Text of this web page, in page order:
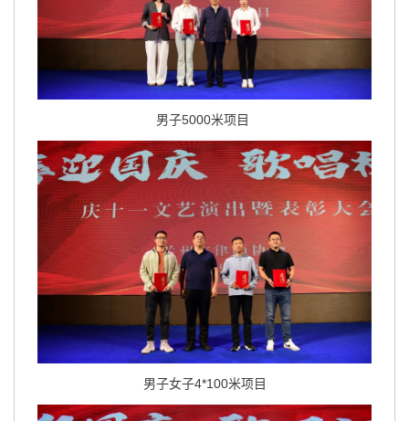
男子5000米项目
男子女子4*100米项目